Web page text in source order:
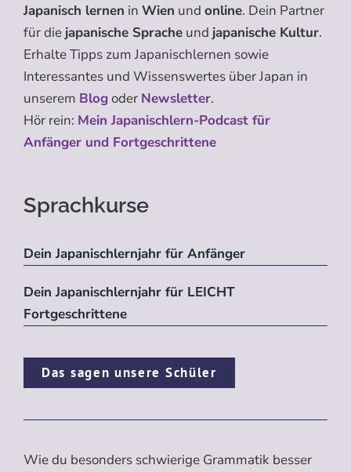
Japanisch lernen in Wien und online. Dein Partner
für die japanische Sprache und japanische Kultur.
Erhalte Tipps zum Japanischlernen sowie
Interessantes und Wissenswertes über Japan in
unserem Blogoder Newsletter.
Hör rein: Mein Japanischlern-Podcast für
Anfänger und Fortgeschrittene
Sprachkurse
Dein Japanischlernjahr für Anfänger
Dein Japanischlernjahr für LEICHT
Fortgeschrittene
Das sagen unsere Schüler
Wie du besonders schwierige Grammatik besser